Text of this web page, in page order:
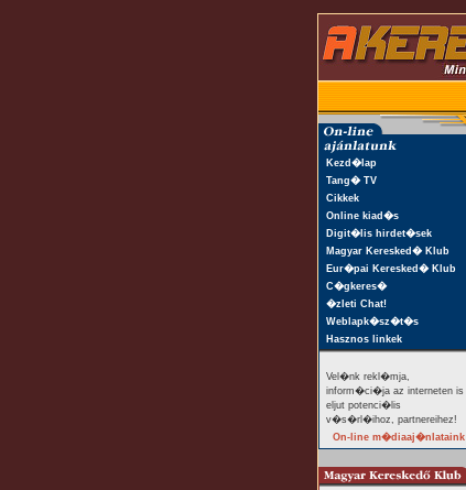
Kezd�lap
Tang� TV
Cikkek
Online kiad�s
Digit�lis hirdet�sek
Magyar Keresked� Klub
Eur�pai Keresked� Klub
C�gkeres�
�zleti Chat!
Weblapk�sz�t�s
Hasznos linkek
Vel�nk rekl�mja,
inform�ci�ja az interneten is
eljut potenci�lis
v�s�rl�ihoz, partnereihez!
On-line m�diaaj�nlataink